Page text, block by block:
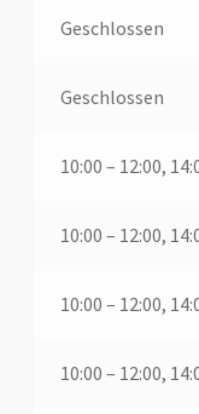
Geschlossen
Geschlossen
10:00 – 12:00,
10:00 – 12:00,
10:00 – 12:00,
10:00 – 12:00,